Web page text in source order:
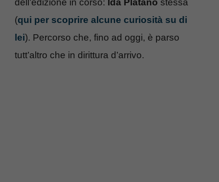
dell’edizione in corso: Ida Platano stessa
(qui per scoprire alcune curiosità su di
lei). Percorso che, fino ad oggi, è parso
tutt’altro che in dirittura d’arrivo.